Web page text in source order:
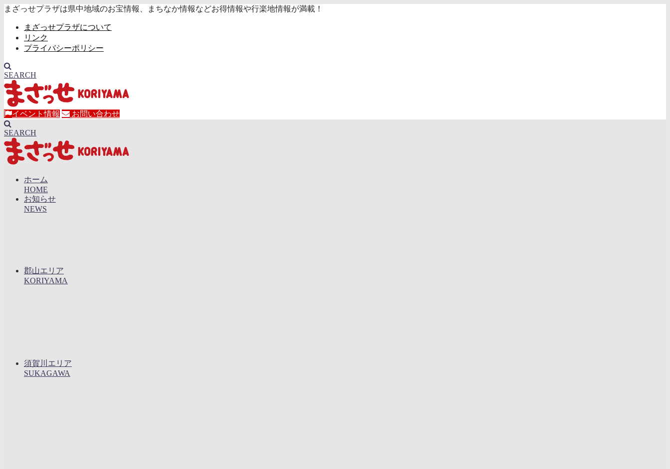
まざっせプラザは県中地域のお宝情報、まちなか情報などお得情報や行楽地情報が満載！
まざっせプラザについて
リンク
プライバシーポリシー
SEARCH
イベント情報 お問い合わせ
SEARCH
ホーム
HOME
お知らせ
NEWS
郡山エリア
KORIYAMA
須賀川エリア
SUKAGAWA